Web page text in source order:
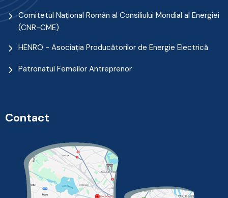
Comitetul Naţional Român al Consiliului Mondial al Energiei
(CNR-CME)
HENRO - Asociația Producătorilor de Energie Electrică
Patronatul Femeilor Antreprenor
Contact